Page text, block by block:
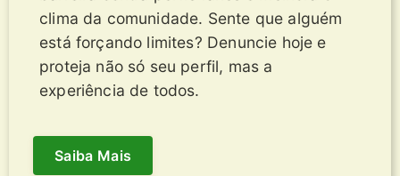
clima da comunidade. Sente que alguém
está forçando limites? Denuncie hoje e
proteja não só seu perfil, mas a
experiência de todos.
Saiba Mais